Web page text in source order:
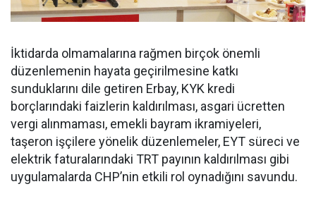
İktidarda olmamalarına rağmen birçok önemli
düzenlemenin hayata geçirilmesine katkı
sunduklarını dile getiren Erbay, KYK kredi
borçlarındaki faizlerin kaldırılması, asgari ücretten
vergi alınmaması, emekli bayram ikramiyeleri,
taşeron işçilere yönelik düzenlemeler, EYT süreci ve
elektrik faturalarındaki TRT payının kaldırılması gibi
uygulamalarda CHP’nin etkili rol oynadığını savundu.